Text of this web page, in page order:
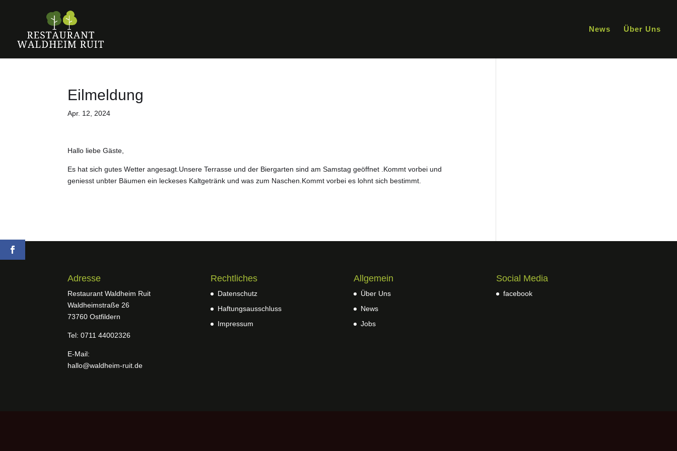
News Über Uns
Eilmeldung
Apr. 12, 2024
Hallo liebe Gäste,
Es hat sich gutes Wetter angesagt.Unsere Terrasse und der Biergarten sind am Samstag geöffnet .Kommt vorbei und
geniesst unbter Bäumen ein leckeses Kaltgetränk und was zum Naschen.Kommt vorbei es lohnt sich bestimmt.
Adresse
Restaurant Waldheim Ruit
Waldheimstraße 26
73760 Ostfildern
Tel: 0711 44002326
E-Mail:
hallo@waldheim-ruit.de
Rechtliches
Datenschutz
Haftungsausschluss
Impressum
Allgemein
Über Uns
News
Jobs
Social Media
facebook